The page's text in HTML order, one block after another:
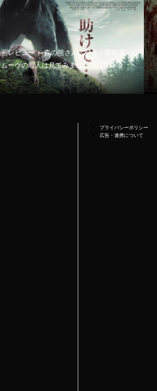
レビュー ～森の熊さん大好き、駆除反
ーヴの暇人は見てみましょう「ブラッ
プライバシーポリシー
広告・連携について